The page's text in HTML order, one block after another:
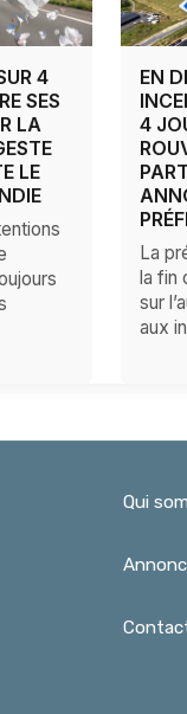
4
SES
LA
LE
EN
4
La
la fin
sur
aux
Qui